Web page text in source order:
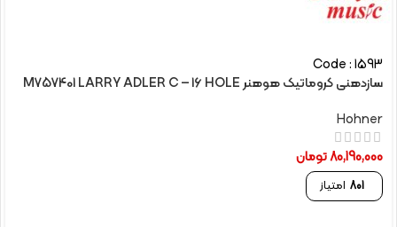
Code : 1593
سازدهنی کروماتیک هوهنر M757401 LARRY ADLER C – 16 HOLE
Hohner
80,190,000تومان
801 امتیاز